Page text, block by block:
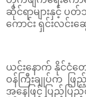
ဆိုင်ရာများနှင့် ပ
ကောင်း ရှင်းလင်း
ယင်းနောက် နိုင်ငံတ
ဝန်ကြီးချုပ်က ဖြ
အနေဖြင့် ပြည့်ပြည့်